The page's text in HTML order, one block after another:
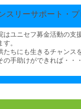
スリーサポート・プ
はユニセフ募金活動の支
。
たちにも生きるチャンスを
の手助けができれば・・